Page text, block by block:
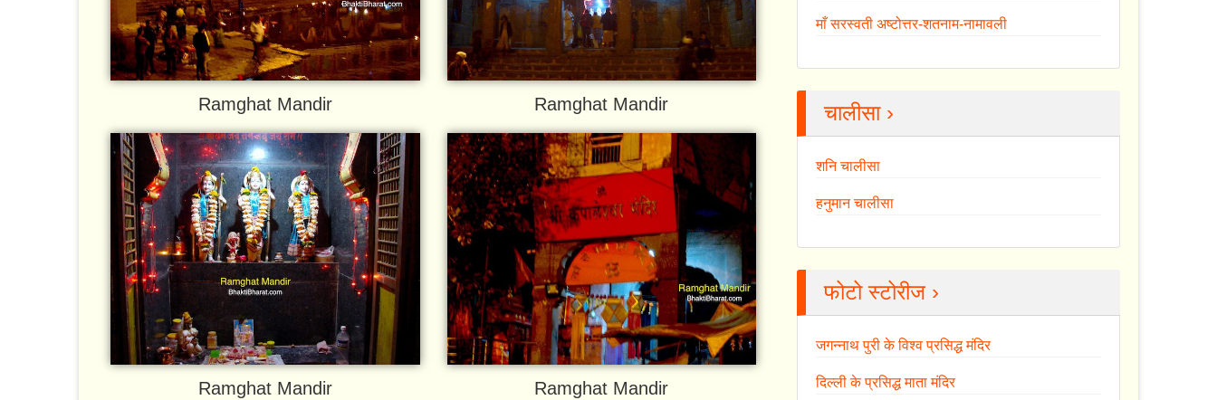
Ramghat Mandir Ramghat Mandir
Ramghat Mandir Ramghat Mandir
माँ सरस्वती अष्टोत्तर-शतनाम-नामावली
चालीसा ›
शनि चालीसा
हनुमान चालीसा
फोटो स्टोरीज ›
जगन्नाथ पुरी के विश्व प्रसिद्ध मंदिर
दिल्ली के प्रसिद्ध माता मंदिर